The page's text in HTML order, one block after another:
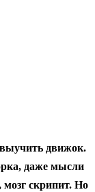
выучить движок.
даже мысли
скрипит. Но